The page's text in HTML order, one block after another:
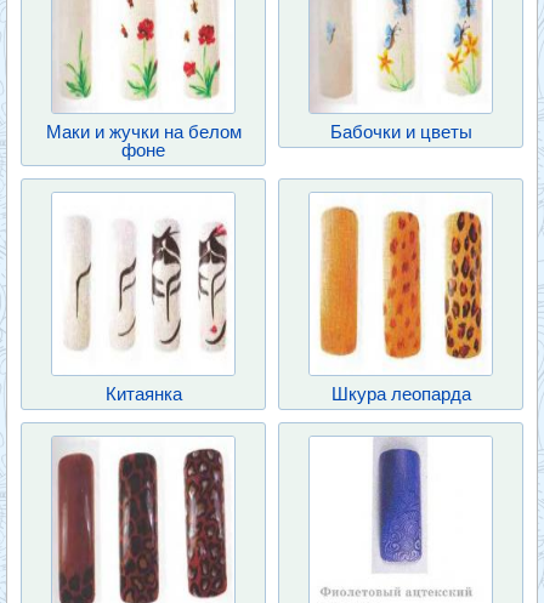
Маки и жучки на белом
фоне
Бабочки и цветы
Китаянка Шкура леопарда